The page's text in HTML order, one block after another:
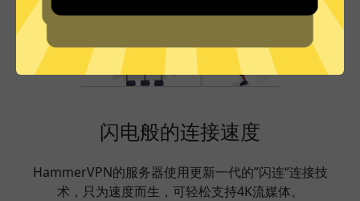
闪电般的连接速度
HammerVPN的服务器使用更新一代的”闪连“连接技
术，只为速度而生，可轻松支持4K流媒体。